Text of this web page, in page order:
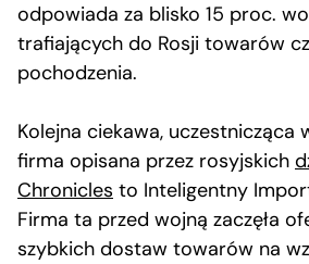
odpowiada za blisko 15 proc.
trafiających do Rosji towarów
pochodzenia.
Kolejna ciekawa, uczestnicząca
firma opisana przez rosyjskich
Chronicles to Inteligentny
Firma ta przed wojną zaczęła
szybkich dostaw towarów na